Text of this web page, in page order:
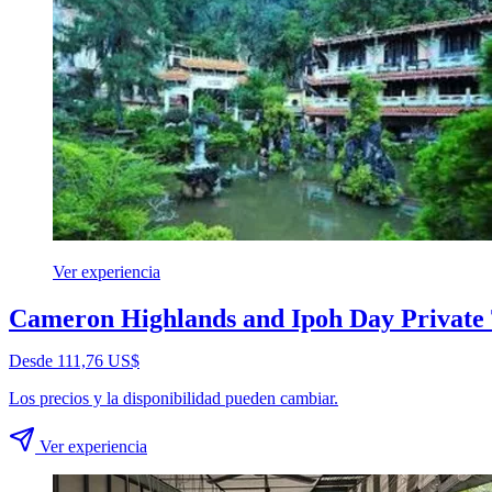
Ver experiencia
Cameron Highlands and Ipoh Day Private
Desde 111,76 US$
Los precios y la disponibilidad pueden cambiar.
Ver experiencia